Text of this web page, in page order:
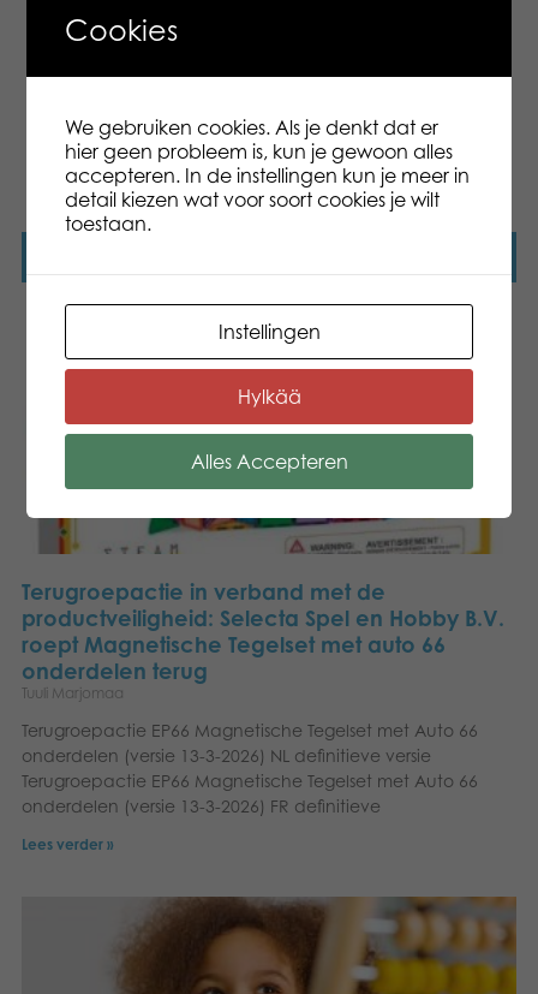
gedachten onder woorden te brengen. Een
en angstige levenszaken te bespreken.
Verken het assortiment en ontdekt je favoriete Alias!
Terugroepactie in verband met de
productveiligheid: Selecta Spel en Hobby B.V.
roept Magnetische Tegelset met auto 66
onderdelen terug
Tuuli Marjomaa
Terugroepactie EP66 Magnetische Tegelset met Auto 66
onderdelen (versie 13-3-2026) NL definitieve versie
Terugroepactie EP66 Magnetische Tegelset met Auto 66
onderdelen (versie 13-3-2026) FR definitieve
Lees verder »
Cookies
We gebruiken cookies. Als je denkt dat er
hier geen probleem is, kun je gewoon alles
accepteren. In de instellingen kun je meer in
detail kiezen wat voor soort cookies je wilt
toestaan.
Instellingen
Hylkää
Alles Accepteren